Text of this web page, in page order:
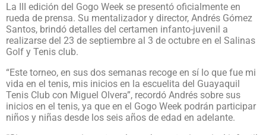
La III edición del Gogo Week se presentó oficialmente en
rueda de prensa. Su mentalizador y director, Andrés Gómez
Santos, brindó detalles del certamen infanto-juvenil a
realizarse del 23 de septiembre al 3 de octubre en el Salinas
Golf y Tenis club.
“Este torneo, en sus dos semanas recoge en sí lo que fue mi
vida en el tenis, mis inicios en la escuelita del Guayaquil
Tenis Club con Miguel Olvera”, recordó Andrés sobre sus
inicios en el tenis, ya que en el Gogo Week podrán participar
niños y niñas desde los seis años de edad en adelante.